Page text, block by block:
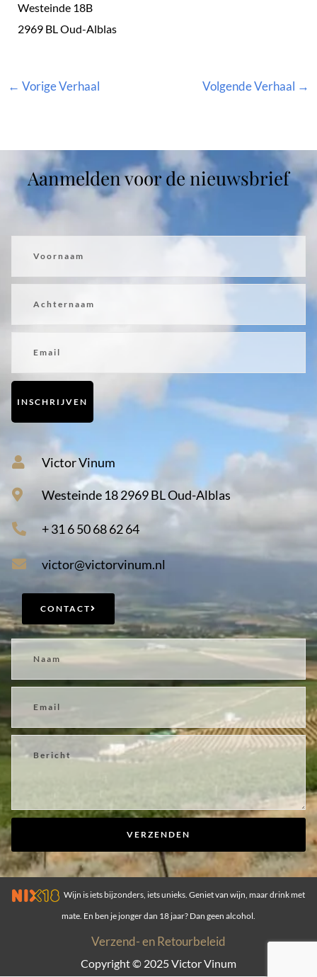
Westeinde 18B
2969 BL Oud-Alblas
← Vorige Verhaal Volgende Verhaal →
Aanmelden voor de nieuwsbrief
INSCHRIJVEN
Victor Vinum
Westeinde 18 2969 BL Oud-Alblas
+ 31 6 50 68 62 64
victor@victorvinum.nl
CONTACT
VERZENDEN
Wijn is iets bijzonders, iets unieks. Geniet van wijn, maar drink met
mate. En ben je jonger dan 18 jaar? Dan geen alcohol.
Verzend- en Retourbeleid
Copyright © 2025Victor Vinum